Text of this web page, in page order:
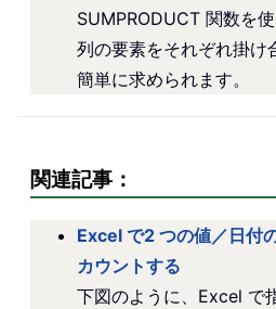
SUMPRODUCT 関数を
列の要素をそれぞれ掛け
簡単に求められます。
関連記事：
Excel で2 つの値／日付
カウントする
下図のように、Excel で